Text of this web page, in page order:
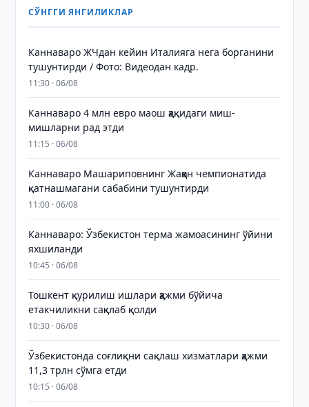
СЎНГГИ ЯНГИЛИКЛАР
Каннаваро ЖЧдан кейин Италияга нега борганини
тушунтирди / Фото: Видеодан кадр.
11:30 · 06/08
Каннаваро 4 млн евро маош ҳақидаги миш-
мишларни рад этди
11:15 · 06/08
Каннаваро Машариповнинг Жаҳон чемпионатида
қатнашмагани сабабини тушунтирди
11:00 · 06/08
Каннаваро: Ўзбекистон терма жамоасининг ўйини
яхшиланди
10:45 · 06/08
Тошкент қурилиш ишлари ҳажми бўйича
етакчиликни сақлаб қолди
10:30 · 06/08
Ўзбекистонда соғлиқни сақлаш хизматлари ҳажми
11,3 трлн сўмга етди
10:15 · 06/08